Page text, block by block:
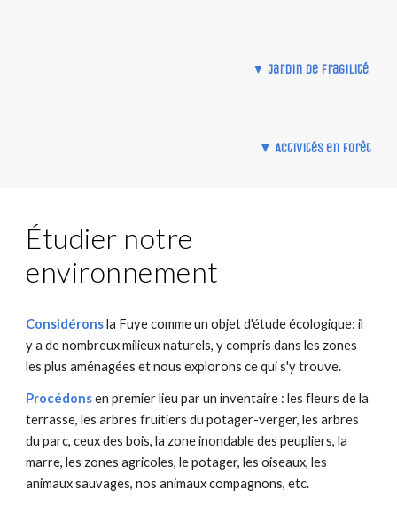
▼ Jardin de fragilité
▼ Activités en forêt
Étudier notre
environnement
Considéronsla Fuye comme un objet d'étude écologique: il
y a de nombreux milieux naturels, y compris dans les zones
les plus aménagées et nous explorons ce qui s'y trouve.
Procédonsen premier lieu par un inventaire : les fleurs de la
terrasse, les arbres fruitiers du potager-verger, les arbres
du parc, ceux des bois, la zone inondable des peupliers, la
marre, les zones agricoles, le potager, les oiseaux, les
animaux sauvages, nos animaux compagnons, etc.